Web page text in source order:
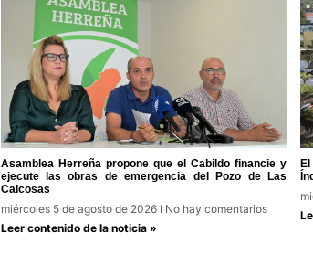
Asamblea Herreña propone que el Cabildo financie y
ejecute las obras de emergencia del Pozo de Las
Calcosas
miércoles 5 de agosto de 2026
No hay comentarios
Leer contenido de la noticia »